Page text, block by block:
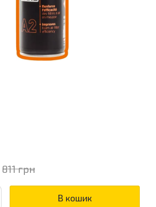
811 грн
В кошик